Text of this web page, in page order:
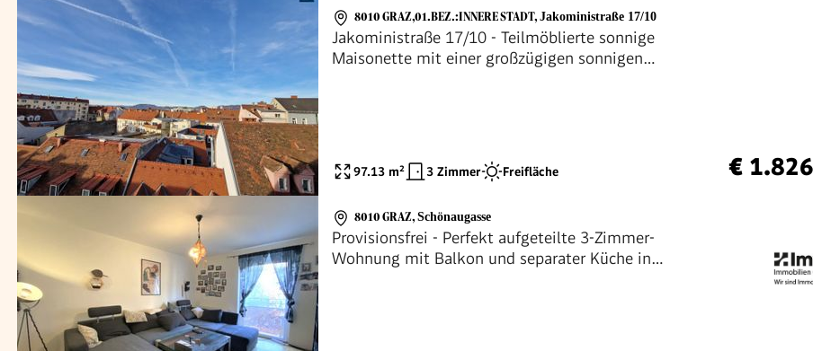
8010 GRAZ,01.BEZ.:INNERE STADT, Jakoministraße 17/10
Jakoministraße 17/10 - Teilmöblierte sonnige
Maisonette mit einer großzügigen sonnigen
97.13 m² 3 Zimmer Freifläche €
8010 GRAZ, Schönaugasse
Provisionsfrei - Perfekt aufgeteilte 3-Zimmer-
Wohnung mit Balkon und separater Küche in